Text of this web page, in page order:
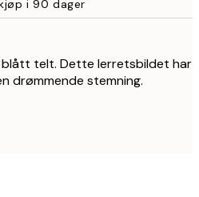
i 90 dager
telt. Dette lerretsbildet har
drømmende stemning.